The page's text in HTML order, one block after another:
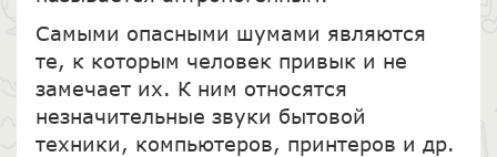
Самыми опасными шумами являются
те, к которым человек привык и не
замечает их. К ним относятся
незначительные звуки бытовой
техники, компьютеров, принтеров и др.